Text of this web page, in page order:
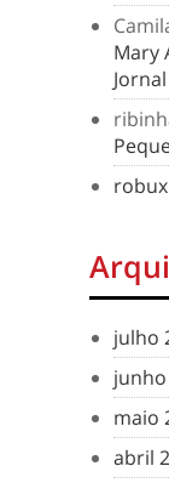
Mary
julho
maio
abril